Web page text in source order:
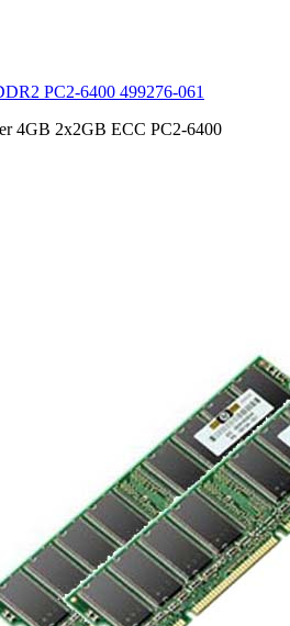
PC2-6400 499276-061
4GB 2x2GB ECC PC2-6400